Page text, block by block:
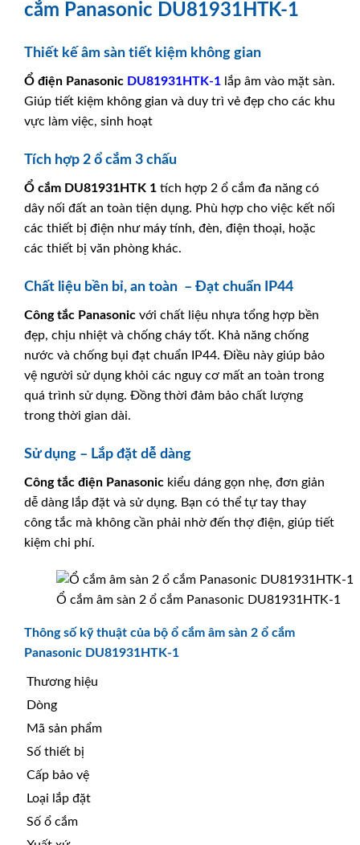
cắm Panasonic DU81931HTK-1
Thiết kế âm sàn tiết kiệm không gian
Ổ điện Panasonic DU81931HTK-1 lắp âm vào mặt sàn.
Giúp tiết kiệm không gian và duy trì vẻ đẹp cho các khu
vực làm việc, sinh hoạt
Tích hợp 2 ổ cắm 3 chấu
Ổ cắm DU81931HTK 1 tích hợp 2 ổ cắm đa năng có
dây nối đất an toàn tiện dụng. Phù hợp cho việc kết nối
các thiết bị điện như máy tính, đèn, điện thoại, hoặc
các thiết bị văn phòng khác.
Chất liệu bền bỉ, an toàn – Đạt chuẩn IP44
Công tắc Panasonic với chất liệu nhựa tổng hợp bền
đẹp, chịu nhiệt và chống cháy tốt. Khả năng chống
nước và chống bụi đạt chuẩn IP44. Điều này giúp bảo
vệ người sử dụng khỏi các nguy cơ mất an toàn trong
quá trình sử dụng. Đồng thời đảm bảo chất lượng
trong thời gian dài.
Sử dụng – Lắp đặt dễ dàng
Công tắc điện Panasonic kiểu dáng gọn nhẹ, đơn giản
dễ dàng lắp đặt và sử dụng. Bạn có thể tự tay thay
công tắc mà không cần phải nhờ đến thợ điện, giúp tiết
kiệm chi phí.
Ổ cắm âm sàn 2 ổ cắm Panasonic DU81931HTK-1
Thông số kỹ thuật của bộ ổ cắm âm sàn 2 ổ cắm
Panasonic DU81931HTK-1
Thương hiệu
Dòng
Mã sản phẩm
Số thiết bị
Cấp bảo vệ
Loại lắp đặt
Số ổ cắm